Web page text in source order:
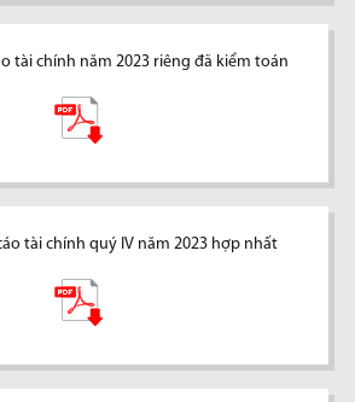
tài chính năm 2023 riêng đã kiểm toán
tài chính quý IV năm 2023 hợp nhất